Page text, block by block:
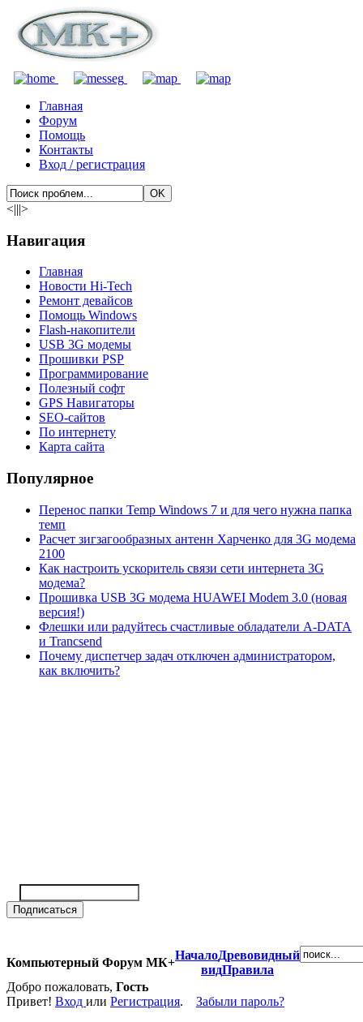
Главная
Форум
Помощь
Контакты
Вход / регистрация
<|||>
Навигация
Главная
Новости Hi-Tech
Ремонт девайсов
Помощь Windows
Flash-накопители
USB 3G модемы
Прошивки PSP
Программирование
Полезный софт
GPS Навигаторы
SEO-сайтов
По интернету
Карта сайта
Популярное
Перенос папки Temp Windows 7 и для чего нужна папка
темп
Расчет зигзагообразных антенн Харченко для 3G модема
2100
Как настроить ускоритель связи сети интернета 3G
модема?
Прошивка USB 3G модема HUAWEI Modem 3.0 (новая
версия!)
Флешки или радуйтесь счастливые обладатели A-DATA
и Trancsend
Почему диспетчер задач отключен администратором,
как включить?
Компьютерный Форум МК+
НачалоДревовидный
видПравила
Добро пожаловать, Гость
Привет! Вход или Регистрация. Забыли пароль?